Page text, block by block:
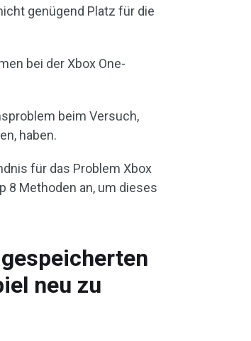
genügend Platz für die
bei der Xbox One-
beim Versuch,
haben.
für das Problem Xbox
8 Methoden an, um dieses
neu zu